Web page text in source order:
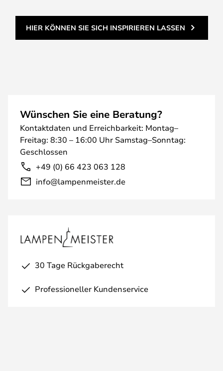
HIER KÖNNEN SIE SICH INSPIRIEREN LASSEN
Wünschen Sie eine Beratung?
Kontaktdaten und Erreichbarkeit: Montag–
Freitag: 8:30 – 16:00 Uhr Samstag–Sonntag:
Geschlossen
+49 (0) 66 423 063 128
info@lampenmeister.de
30 Tage Rückgaberecht
Professioneller Kundenservice